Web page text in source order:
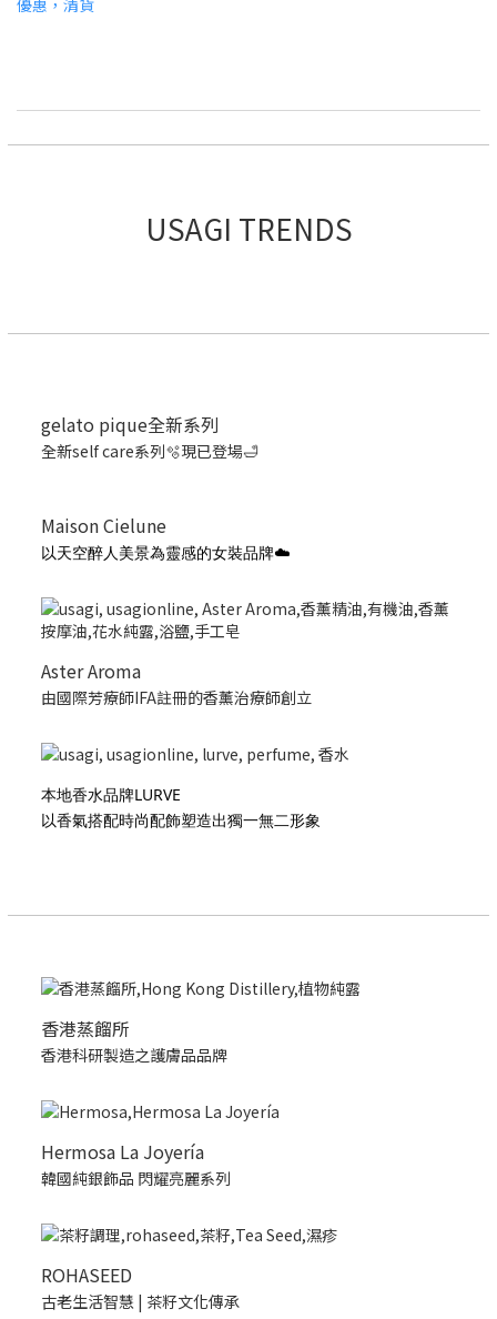
USAGI TRENDS
gelato pique全新系列
全新self care系列🫧現已登場🛁
Maison Cielune
以天空醉人美景為靈感的女裝品牌☁️
Aster Aroma
由國際芳療師IFA註冊的香薰治療師創立
本地香水品牌LURVE
以香氣搭配時尚配飾塑造出獨一無二形象
香港蒸餾所
香港科研製造之護膚品品牌
Hermosa La Joyería
韓國純銀飾品 閃耀亮麗系列
ROHASEED
古老生活智慧 | 茶籽文化傳承